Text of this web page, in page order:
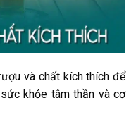
và chất kích thích để
khỏe tâm thần và cơ